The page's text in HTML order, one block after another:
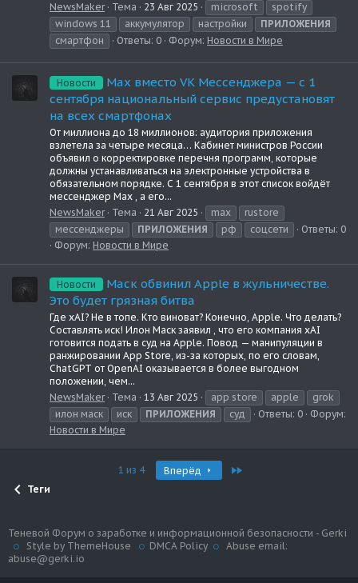
NewsMaker
Тема 23 Авг 2025 microsoft
spotify
windows 11
аккумулятор настройки
ПРИЛОЖЕНИЯ
смартфон
Ответы: 0 Форум: Новости в Мире
Новости
Max вместо VK Мессенджера — с 1
сентября национальный сервис предустановят
на всех смартфонах
От миллиона до 18 миллионов: аудитория приложения
взлетела за четыре месяца… Кабинет министров России
объявил о корректировке перечня программ, которые
должны устанавливаться на электронные устройства в
обязательном порядке. С 1 сентября в этот список войдёт
мессенджер Max , а его...
NewsMaker
Тема 21 Авг 2025 max
rustore
мессенджеры
ПРИЛОЖЕНИЯ рф соцсети
Ответы: 0
Форум: Новости в Мире
Новости
Маск обвинил Apple в жульничестве.
Это будет грязная битва
Где xAI? Не в топе. Кто виноват? Конечно, Apple. Что делать?
Составлять иск! Илон Маск заявил , что его компания xAI
готовится подать в суд на Apple. Повод — манипуляции в
ранжировании App Store, из-за которых, по его словам,
ChatGPT от OpenAI оказывается в более выгодном
положении, чем...
NewsMaker
Тема 13 Авг 2025 app store apple
grok
илон маск
иск ПРИЛОЖЕНИЯ суд Ответы: 0
Форум:
Новости в Мире
1 из 4 Вперёд
Теги
Теневой Форум о заработке и информационной безопасности - Gerki
Style by ThemeHouse
DMCA Policy
Abuse email:
abuse@gerki.io